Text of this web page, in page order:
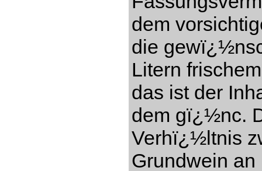
dem
die
Litern
das ist der
dem gï¿½nc.
Verhï¿½ltnis
Grundwein